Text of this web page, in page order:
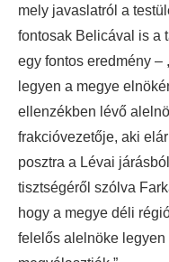
mely javaslatról a
fontosak Belicával is a
egy fontos eredmény –
legyen a megye
ellenzékben lévő
frakcióvezetője, aki
posztra a Lévai
tisztségéről szólva
hogy a megye déli
felelős alelnöke